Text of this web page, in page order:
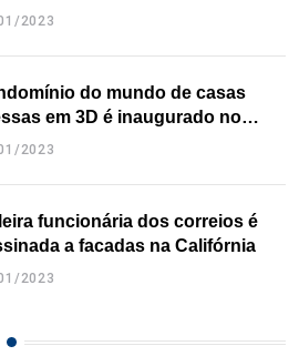
2023
do mundo de casas
em 3D é inaugurado no
2023
funcionária dos correios é
a facadas na Califórnia
2023